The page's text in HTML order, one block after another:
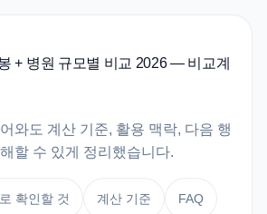
+ 병원 규모별 비교 2026 — 비교계
와도 계산 기준, 활용 맥락, 다음 행
할 수 있게 정리했습니다.
확인할 것 계산 기준 FAQ